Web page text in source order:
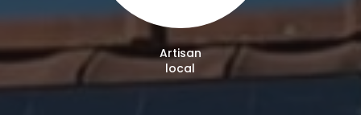
Artisan
local